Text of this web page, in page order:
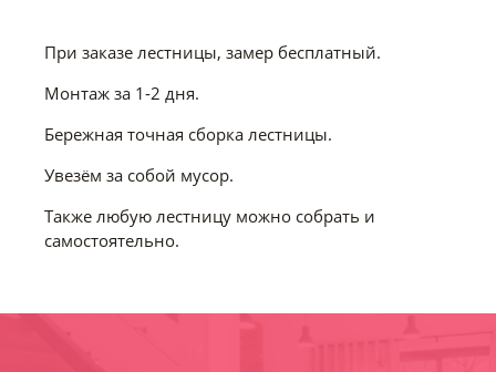
При заказе лестницы, замер бесплатный.
Монтаж за 1-2 дня.
Бережная точная сборка лестницы.
Увезём за собой мусор.
Также любую лестницу можно собрать и
самостоятельно.